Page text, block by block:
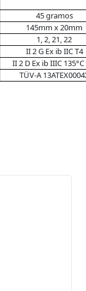
45 gramos
145mm x 20mm
1, 2, 21, 22
II 2 G Ex ib IIC T4
II 2 D Ex ib IIIC
TÜV-A